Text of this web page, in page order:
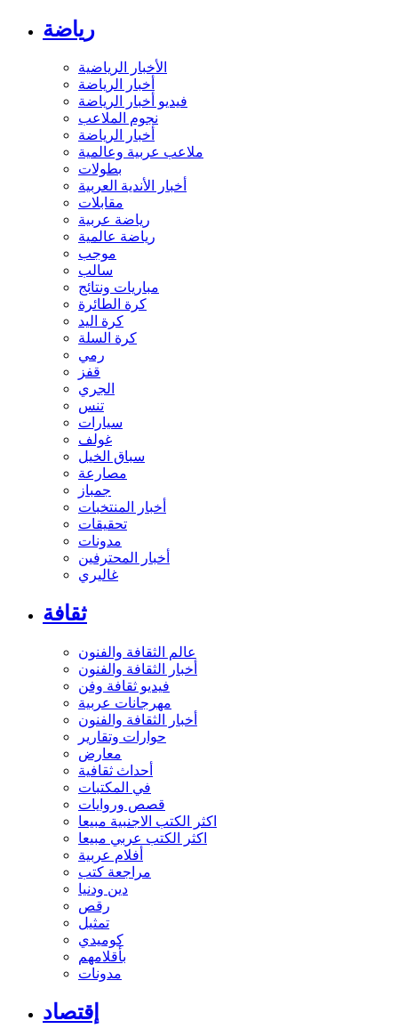
رياضة
الأخبار الرياضية
أخبار الرياضة
فيديو أخبار الرياضة
نجوم الملاعب
أخبار الرياضة
ملاعب عربية وعالمية
بطولات
أخبار الأندية العربية
مقابلات
رياضة عربية
رياضة عالمية
موجب
سالب
مباريات ونتائج
كرة الطائرة
كرة اليد
كرة السلة
رمي
قفز
الجري
تنس
سيارات
غولف
سباق الخيل
مصارعة
جمباز
أخبار المنتخبات
تحقيقات
مدونات
أخبار المحترفين
غاليري
ثقافة
عالم الثقافة والفنون
أخبار الثقافة والفنون
فيديو ثقافة وفن
مهرجانات عربية
أخبار الثقافة والفنون
حوارات وتقارير
معارض
أحداث ثقافية
في المكتبات
قصص وروايات
اكثر الكتب الاجنبية مبيعا
اكثر الكتب عربي مبيعا
أفلام عربية
مراجعة كتب
دين ودنيا
رقص
تمثيل
كوميدي
بأقلامهم
مدونات
إقتصاد